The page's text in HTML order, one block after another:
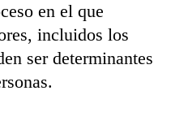
en el que
incluidos los
ser determinantes